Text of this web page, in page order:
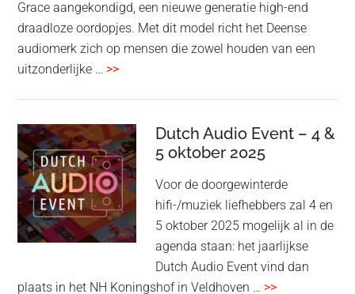
Grace aangekondigd, een nieuwe generatie high-end
draadloze oordopjes. Met dit model richt het Deense
audiomerk zich op mensen die zowel houden van een
uitzonderlijke … >>overBang
kondigt
Beo
Grace
aan:
high-
end
earbuds
Dutch Audio Event – 4 &
5 oktober 2025
Voor de doorgewinterde
hifi-/muziek liefhebbers zal 4 en
5 oktober 2025 mogelijk al in de
agenda staan: het jaarlijkse
Dutch Audio Event vind dan
plaats in het NH Koningshof in Veldhoven … >>overDutch